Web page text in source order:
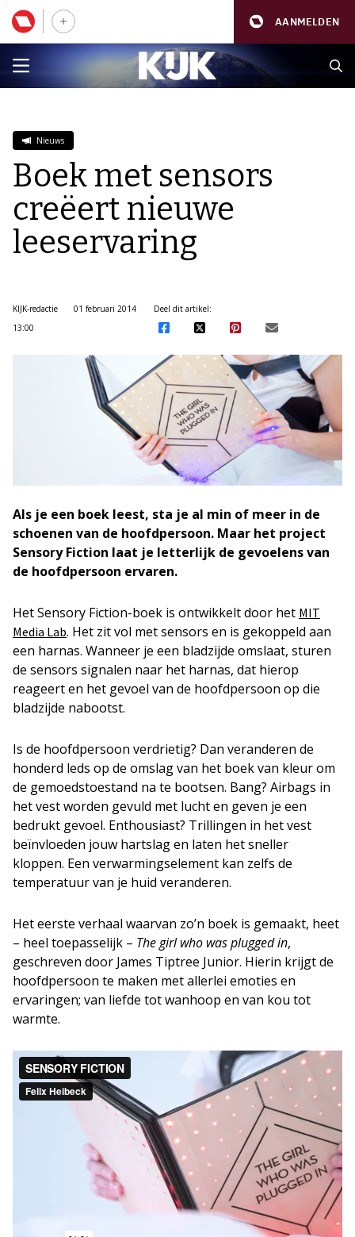
AANMELDEN
Nieuws
Boek met sensors
creëert nieuwe
leeservaring
KIJK-redactie
01 februari 2014
13:00
Deel dit artikel:
Als je een boek leest, sta je al min of meer in de
schoenen van de hoofdpersoon. Maar het project
Sensory Fiction laat je letterlijk de gevoelens van
de hoofdpersoon ervaren.
Het Sensory Fiction-boek is ontwikkelt door het MIT
Media Lab. Het zit vol met sensors en is gekoppeld aan
een harnas. Wanneer je een bladzijde omslaat, sturen
de sensors signalen naar het harnas, dat hierop
reageert en het gevoel van de hoofdpersoon op die
bladzijde nabootst.
Is de hoofdpersoon verdrietig? Dan veranderen de
honderd leds op de omslag van het boek van kleur om
de gemoedstoestand na te bootsen. Bang? Airbags in
het vest worden gevuld met lucht en geven je een
bedrukt gevoel. Enthousiast? Trillingen in het vest
beïnvloeden jouw hartslag en laten het sneller
kloppen. Een verwarmingselement kan zelfs de
temperatuur van je huid veranderen.
Het eerste verhaal waarvan zo’n boek is gemaakt, heet
– heel toepasselijk – The girl who was plugged in,
geschreven door James Tiptree Junior. Hierin krijgt de
hoofdpersoon te maken met allerlei emoties en
ervaringen; van liefde tot wanhoop en van kou tot
warmte.